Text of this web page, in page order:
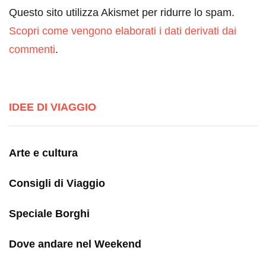
Questo sito utilizza Akismet per ridurre lo spam.
Scopri come vengono elaborati i dati derivati dai
commenti.
IDEE DI VIAGGIO
Arte e cultura
Consigli di Viaggio
Speciale Borghi
Dove andare nel Weekend